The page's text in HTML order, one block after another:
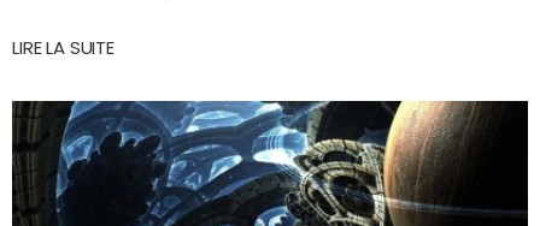
LIRE LA SUITE